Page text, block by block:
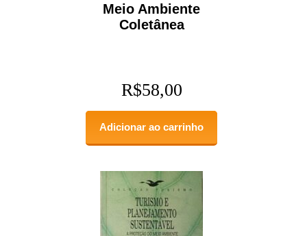
Meio Ambiente
Coletânea
R$58,00
Adicionar ao carrinho